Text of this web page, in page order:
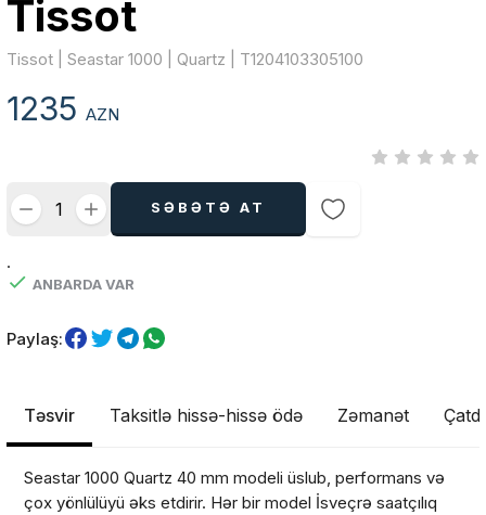
Tissot
Tissot | Seastar 1000 | Quartz | T1204103305100
1235AZN
SƏBƏTƏ AT
.
ANBARDA VAR
Paylaş:
Təsvir Taksitlə hissə-hissə ödə Zəmanət
Seastar 1000 Quartz 40 mm modeli üslub, performans və
çox yönlülüyü əks etdirir. Hər bir model İsveçrə saatçılıq